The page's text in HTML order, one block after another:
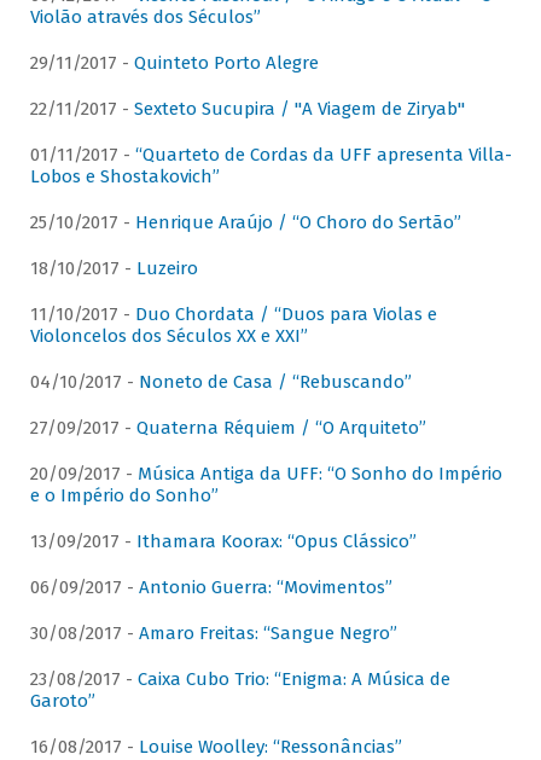
Violão através dos Séculos”
29/11/2017 - Quinteto Porto Alegre
22/11/2017 - Sexteto Sucupira / "A Viagem de Ziryab"
01/11/2017 - “Quarteto de Cordas da UFF apresenta Villa-
Lobos e Shostakovich”
25/10/2017 - Henrique Araújo / “O Choro do Sertão”
18/10/2017 - Luzeiro
11/10/2017 - Duo Chordata / “Duos para Violas e
Violoncelos dos Séculos XX e XXI”
04/10/2017 - Noneto de Casa / “Rebuscando”
27/09/2017 - Quaterna Réquiem / “O Arquiteto”
20/09/2017 - Música Antiga da UFF: “O Sonho do Império
e o Império do Sonho”
13/09/2017 - Ithamara Koorax: “Opus Clássico”
06/09/2017 - Antonio Guerra: “Movimentos”
30/08/2017 - Amaro Freitas: “Sangue Negro”
23/08/2017 - Caixa Cubo Trio: “Enigma: A Música de
Garoto”
16/08/2017 - Louise Woolley: “Ressonâncias”